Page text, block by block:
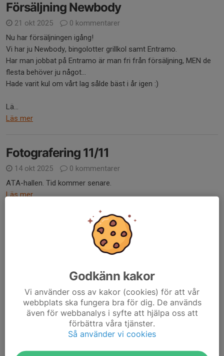
Försäljning Newbody
21 okt 2025
0 kommentarer
Nu har försäljningen igång!
Vi har ju Newbody, bingolotter grillkol samt Entramo.
Har man jobbat på Entramo är man fri från försäljning, MEN de
flesta behöver ju något...
Hade varit kul om vårt lag sålde bäst i år igen :)
Lä...
Läs mer
Fotografering 11/11
14 okt 2025
0 kommentarer
ATA-hallen. Tid kommer senare.
Läs mer
Träningen 18/10 är inställd
0 kommentarer
Bemanning Kiosk Seniormatcher
0 kommentarer
Godkänn kakor
Vi använder oss av kakor (cookies) för att vår
webbplats ska fungera bra för dig. De används
även för webbanalys i syfte att hjälpa oss att
förbättra våra tjänster.
Så använder vi cookies